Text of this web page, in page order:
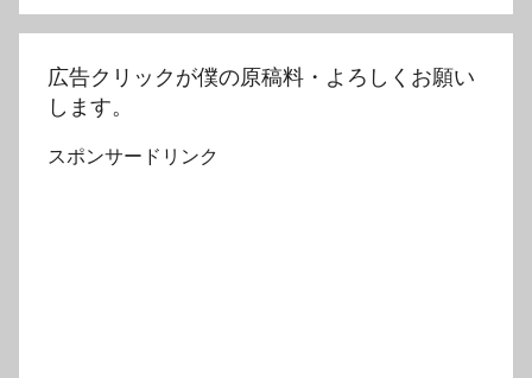
広告クリックが僕の原稿料・よろしくお願い
します。
スポンサードリンク